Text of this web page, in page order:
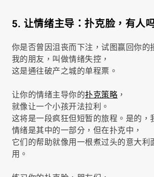
5. 让情绪主导：扑克脸，有人
你是否曾因沮丧而下注，试图赢回你的
我的朋友，叫做情绪失控，
这是通往破产之城的单程票。
让你的情绪主导你的扑克策略 ，
就像让一个小孩开法拉利。
这将是一段疯狂但短暂的旅程。是的，
情绪是其中的一部分，但在扑克中，
它们的帮助就像用一根煮过头的意大利
用。